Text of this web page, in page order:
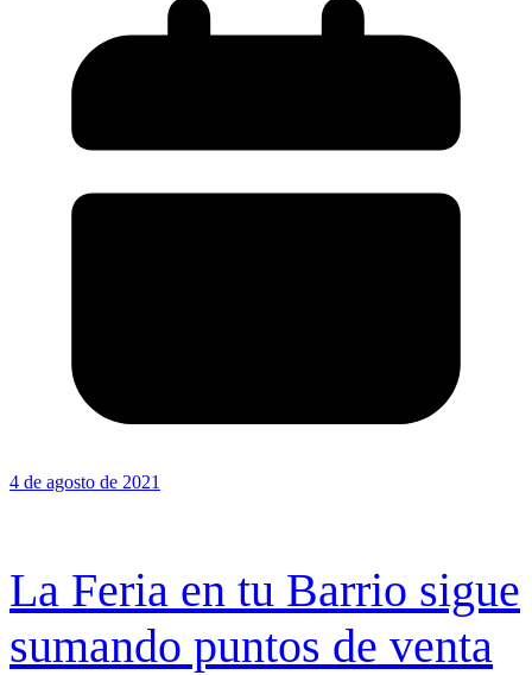
4 de agosto de 2021
La Feria en tu Barrio sigue
sumando puntos de venta